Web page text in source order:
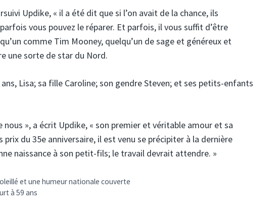
Updike, « il a été dit que si l’on avait de la chance, ils
vous pouvez le réparer. Et parfois, il vous suffit d’être
comme Tim Mooney, quelqu’un de sage et généreux et
une sorte de star du Nord.
Lisa; sa fille Caroline; son gendre Steven; et ses petits-enfants
», a écrit Updike, « son premier et véritable amour et sa
du 35e anniversaire, il est venu se précipiter à la dernière
naissance à son petit-fils; le travail devrait attendre. »
et une humeur nationale couverte
à 59 ans